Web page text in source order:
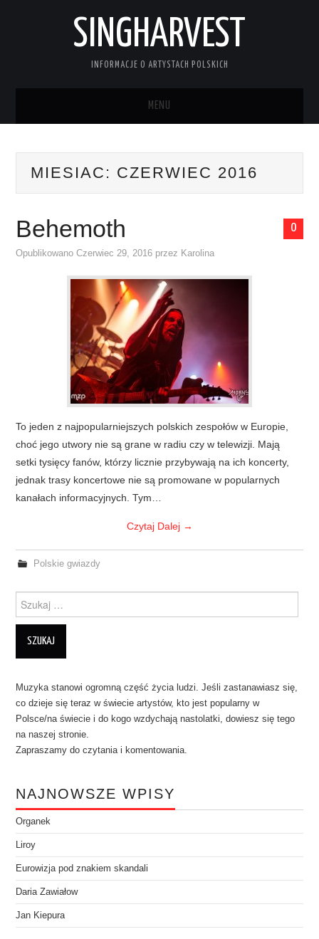
SINGHARVEST
INFORMACJE O ARTYSTACH POLSKICH
MENU
KONTAKT
MIESIAC: CZERWIEC 2016
0
Behemoth
OpublikowanoCzerwiec 29, 2016 przez Karolina
To jeden z najpopularniejszych polskich zespołów w Europie,
choć jego utwory nie są grane w radiu czy w telewizji. Mają
setki tysięcy fanów, którzy licznie przybywają na ich koncerty,
jednak trasy koncertowe nie są promowane w popularnych
kanałach informacyjnych. Tym…
Czytaj Dalej →
Polskie gwiazdy
Szukanie dla:
Muzyka stanowi ogromną część życia ludzi. Jeśli zastanawiasz się,
co dzieje się teraz w świecie artystów, kto jest popularny w
Polsce/na świecie i do kogo wzdychają nastolatki, dowiesz się tego
na naszej stronie.
Zapraszamy do czytania i komentowania.
NAJNOWSZE WPISY
Organek
Liroy
Eurowizja pod znakiem skandali
Daria Zawiałow
Jan Kiepura